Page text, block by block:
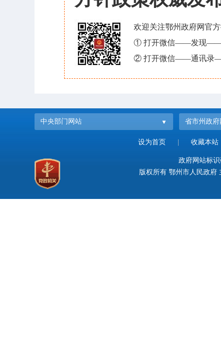
欢迎关注鄂州政府网官
① 打开微信——发现——
② 打开微信——通讯录
中央部门网站 省市州政府
设为首页 收藏本站
政府网站标
版权所有 鄂州市人民政府